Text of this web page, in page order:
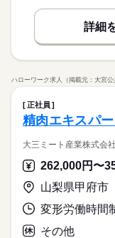
詳細
ハローワーク求人（掲載元：大宮公
正社員
精肉エキスパ
大三ミート産業株式会
山梨県甲府市
その他